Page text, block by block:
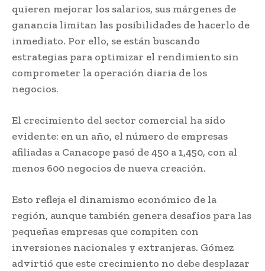
quieren mejorar los salarios, sus márgenes de
ganancia limitan las posibilidades de hacerlo de
inmediato. Por ello, se están buscando
estrategias para optimizar el rendimiento sin
comprometer la operación diaria de los
negocios.
El crecimiento del sector comercial ha sido
evidente: en un año, el número de empresas
afiliadas a Canacope pasó de 450 a 1,450, con al
menos 600 negocios de nueva creación.
Esto refleja el dinamismo económico de la
región, aunque también genera desafíos para las
pequeñas empresas que compiten con
inversiones nacionales y extranjeras. Gómez
advirtió que este crecimiento no debe desplazar